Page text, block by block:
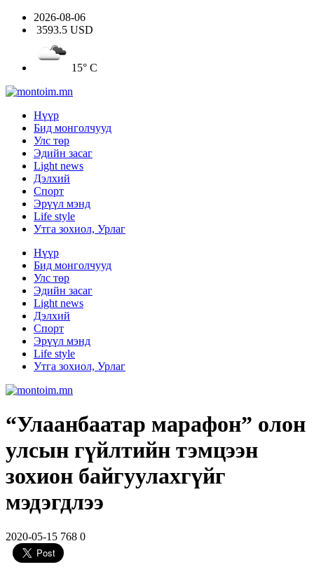
2026-08-06
3593.5 USD
15° C
Нүүр
Бид монголчууд
Улс төр
Эдийн засаг
Light news
Дэлхий
Спорт
Эрүүл мэнд
Life style
Утга зохиол, Урлаг
Нүүр
Бид монголчууд
Улс төр
Эдийн засаг
Light news
Дэлхий
Спорт
Эрүүл мэнд
Life style
Утга зохиол, Урлаг
“Улаанбаатар марафон” олон
улсын гүйлтийн тэмцээн
зохион байгуулахгүйг
мэдэгдлээ
2020-05-15 768 0